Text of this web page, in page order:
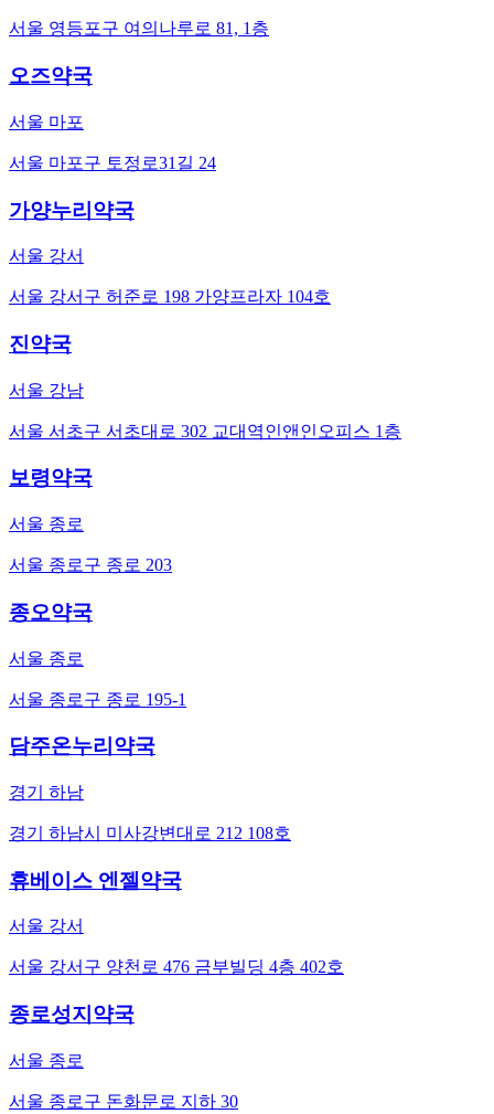
서울 영등포구 여의나루로 81, 1층
오즈약국
서울 마포
서울 마포구 토정로31길 24
가양누리약국
서울 강서
서울 강서구 허준로 198 가양프라자 104호
진약국
서울 강남
서울 서초구 서초대로 302 교대역인앤인오피스 1층
보령약국
서울 종로
서울 종로구 종로 203
종오약국
서울 종로
서울 종로구 종로 195-1
담주온누리약국
경기 하남
경기 하남시 미사강변대로 212 108호
휴베이스 엔젤약국
서울 강서
서울 강서구 양천로 476 금부빌딩 4층 402호
종로성지약국
서울 종로
서울 종로구 돈화문로 지하 30